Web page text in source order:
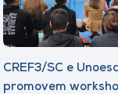
CREF3/SC e Unoesc
promovem